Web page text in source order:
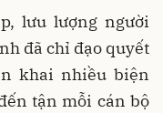
lưu lượng người
đã chỉ đạo quyết
khai nhiều biện
tận mỗi cán bộ